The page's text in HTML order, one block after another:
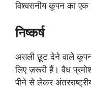
विश्वसनीय कूपन का
निष्कर्ष
असली छूट देने वाले कूपन
लिए ज़रूरी हैं। वैध
पीने से लेकर